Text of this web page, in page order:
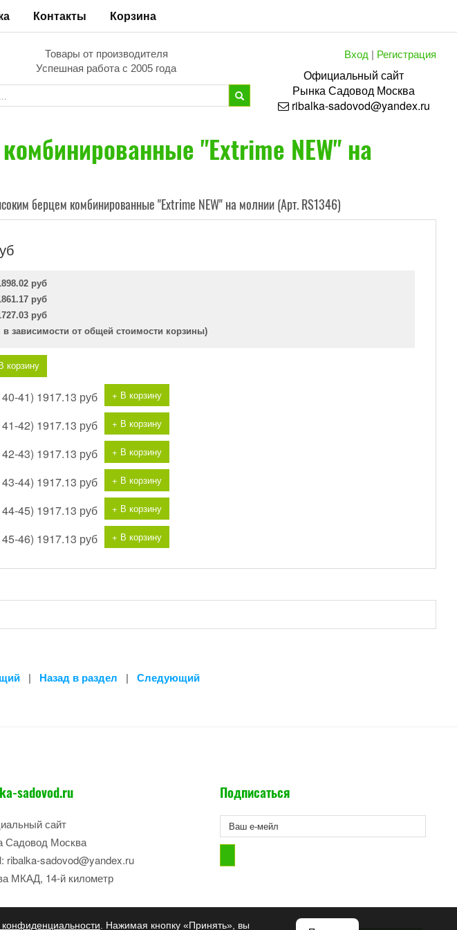
Контакты Корзина
Товары от производителя
Успешная работа с 2005 года
Вход | Регистрация
Официальный сайт
РынкаСадовод Москва
ribalka-sadovod@yandex.ru
"Extrime NEW" на
берцем комбинированные "Extrime NEW" на молнии (Арт. RS1346)
руб
руб
руб
в зависимости от общей стоимости корзины)
корзину
41) 1917.13 руб + В корзину
42) 1917.13 руб + В корзину
43) 1917.13 руб + В корзину
44) 1917.13 руб + В корзину
45) 1917.13 руб + В корзину
46) 1917.13 руб + В корзину
| Назад в раздел | Следующий
sadovod.ru
сайт
Садовод Москва
ribalka-sadovod@yandex.ru
МКАД, 14-й километр
Подписаться
. Нажимая кнопку «Принять», вы